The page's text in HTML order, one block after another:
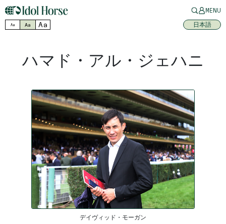
MENU
Aa Aa Aa 日本語
ハマド・アル・ジェハニ
デイヴィッド・モーガン